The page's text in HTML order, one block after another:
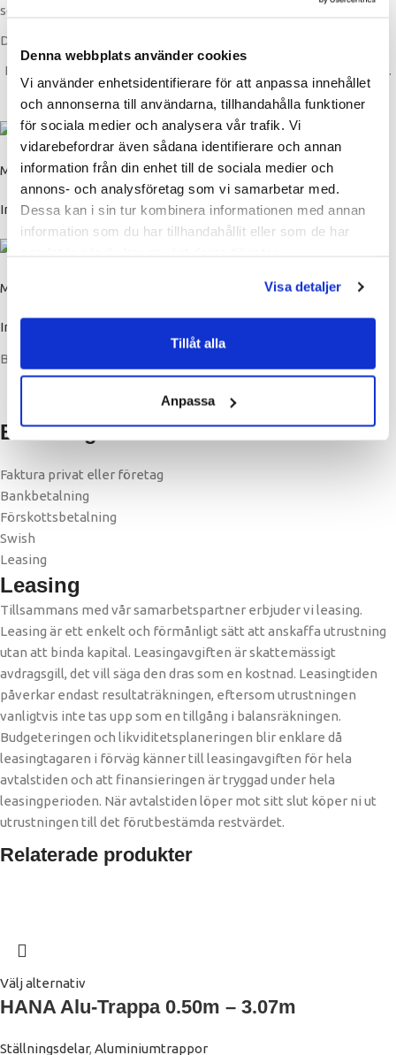
Denna webbplats använder cookies
Vi använder enhetsidentifierare för att anpassa innehållet
och annonserna till användarna, tillhandahålla funktioner
för sociala medier och analysera vår trafik. Vi
vidarebefordrar även sådana identifierare och annan
information från din enhet till de sociala medier och
annons- och analysföretag som vi samarbetar med.
Dessa kan i sin tur kombinera informationen med annan
information som du har tillhandahållit eller som de har
Visa detaljer
Tillåt alla
Anpassa
som kommer med i offerten.
Dokument
Här finner du dokument för inplankning & monteringsanvisning.
Klicka på knapparna för att komma till dokumenten.
Monteringsanvisning
Inplankning
Monteringsanvisning
Inplankning
Betalning
Betalning
Faktura privat eller företag
Bankbetalning
Förskottsbetalning
Swish
Leasing
Leasing
Tillsammans med vår samarbetspartner erbjuder vi leasing.
Leasing är ett enkelt och förmånligt sätt att anskaffa utrustning
utan att binda kapital. Leasingavgiften är skattemässigt
avdragsgill, det vill säga den dras som en kostnad. Leasingtiden
påverkar endast resultaträkningen, eftersom utrustningen
vanligtvis inte tas upp som en tillgång i balansräkningen.
Budgeteringen och likviditetsplaneringen blir enklare då
leasingtagaren i förväg känner till leasingavgiften för hela
avtalstiden och att finansieringen är tryggad under hela
leasingperioden. När avtalstiden löper mot sitt slut köper ni ut
utrustningen till det förutbestämda restvärdet. ​
Relaterade produkter
Välj alternativ
HANA Alu-Trappa 0.50m – 3.07m
Ställningsdelar, Aluminiumtrappor